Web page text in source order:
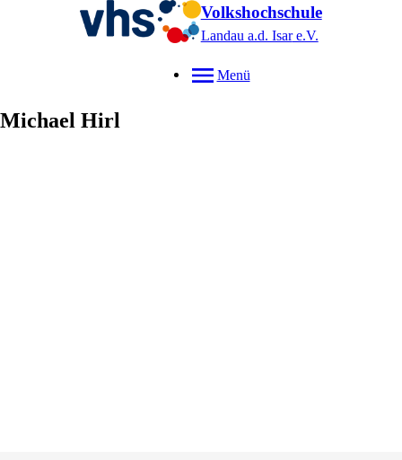
Volkshochschule
Landau a.d. Isare.V.
Menü
Michael Hirl